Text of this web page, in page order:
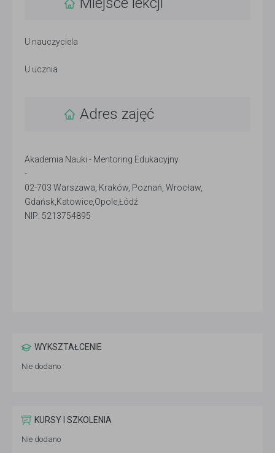
U nauczyciela
U ucznia
Adres zajęć
Akademia Nauki - Mentoring Edukacyjny
-
02-703 Warszawa, Kraków, Poznań, Wrocław,
Gdańsk,Katowice,Opole,Łódź
NIP: 5213754895
WYKSZTAŁCENIE
Nie dodano
KURSY I SZKOLENIA
Nie dodano